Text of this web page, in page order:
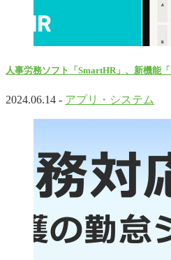
人事労務ソフト「SmartHR」、新機能
2024.06.14 - アプリ・システム